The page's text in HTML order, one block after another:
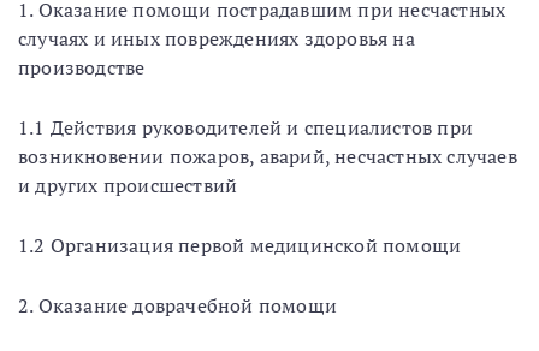
1. Оказание помощи пострадавшим при несчастных
случаях и иных повреждениях здоровья на
производстве
1.1 Действия руководителей и специалистов при
возникновении пожаров, аварий, несчастных случаев
и других происшествий
1.2 Организация первой медицинской помощи
2. Оказание доврачебной помощи